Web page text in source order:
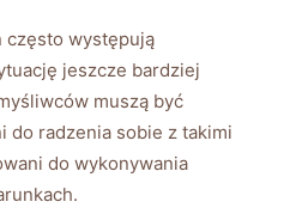
często występują
jeszcze bardziej
muszą być
radzenia sobie z takimi
do wykonywania